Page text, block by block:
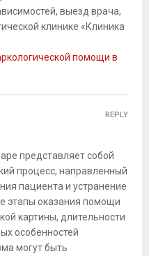
выезд врача,
клинике «Клиника
помощи в
представляет собой
процесс, направленный
пациента и устранение
этапы оказания помощи
картины, длительности
особенностей
могут быть
REPLY